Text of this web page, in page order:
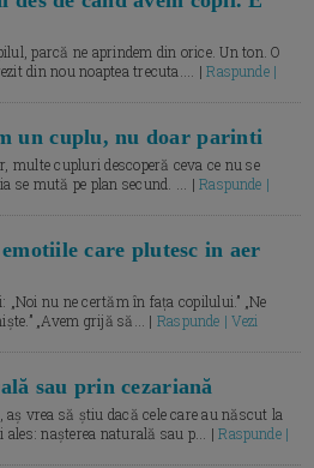
parcă ne aprindem din orice. Un ton. O
din nou noaptea trecuta.... |Raspunde |
un cuplu, nu doar parinti
multe cupluri descoperă ceva ce nu se
se mută pe plan secund. ... |Raspunde |
care plutesc in aer
„Noi nu ne certăm în fața copilului.” „Ne
„Avem grijă să... | Raspunde | Vezi
sau prin cezariană
vrea să știu dacă cele care au născut la
ales: nașterea naturală sau p... |Raspunde |